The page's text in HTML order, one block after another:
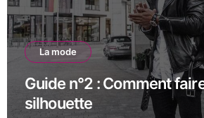
La mode
Guide n°2 : Comment
silhouette